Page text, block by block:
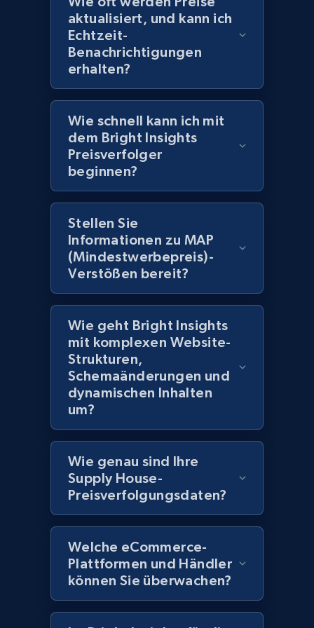
2.1K+ 375+ Jetzt anfangen
Amazon products global dataset -
Collecting products by keyword search
Title, Seller name, Brand, Description, Initial
price, Currency, Availability, Reviews count, and
Amazon products global dataset - Collects
Title, Seller name, Brand, Description, Initial
price, Currency, Availability, Reviews count, and
2.1K+ 375+ Jetzt anfangen
Amazon products global dataset - Collect
Amazon products by seller URL
Title, Seller name, Brand, Description, Initial
price, Currency, Availability, Reviews count, and
more.
2.1K+ 375+ Jetzt anfangen
aktualisiert, und kann ich
Echtzeit-
Benachrichtigungen
erhalten?
Wie schnell kann ich mit
dem Bright Insights
Preisverfolger
beginnen?
Stellen Sie
Informationen zu MAP
(Mindestwerbepreis)-
Verstößen bereit?
Wie geht Bright Insights
mit komplexen Website-
Strukturen,
Schemaänderungen und
dynamischen Inhalten
um?
Wie genau sind Ihre
Supply House-
Preisverfolgungsdaten?
Welche eCommerce-
Plattformen und Händler
können Sie überwachen?